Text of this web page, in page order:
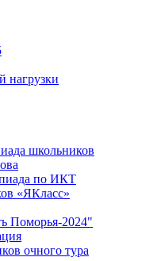
нагрузки
школьников
по ИКТ
«ЯКласс»
Поморья-2024"
очного тура